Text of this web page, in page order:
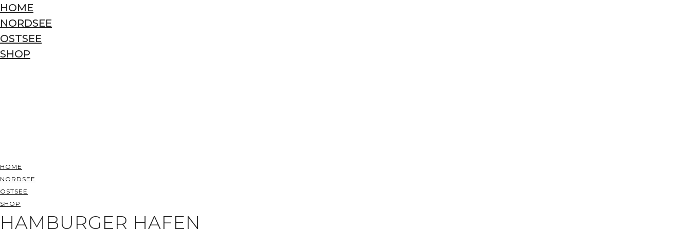
HOME
NORDSEE
OSTSEE
SHOP
HOME
NORDSEE
OSTSEE
SHOP
HAMBURGER HAFEN